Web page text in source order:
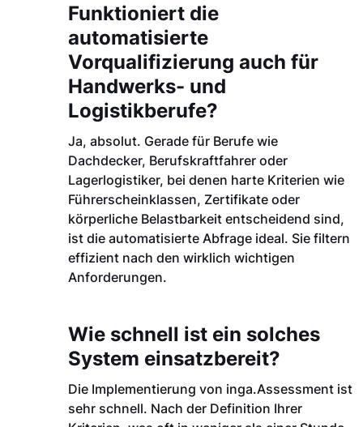
Funktioniert die
automatisierte
Vorqualifizierung auch für
Handwerks- und
Logistikberufe?
Ja, absolut. Gerade für Berufe wie
Dachdecker, Berufskraftfahrer oder
Lagerlogistiker, bei denen harte Kriterien wie
Führerscheinklassen, Zertifikate oder
körperliche Belastbarkeit entscheidend sind,
ist die automatisierte Abfrage ideal. Sie filtern
effizient nach den wirklich wichtigen
Anforderungen.
Wie schnell ist ein solches
System einsatzbereit?
Die Implementierung von inga.Assessment ist
sehr schnell. Nach der Definition Ihrer